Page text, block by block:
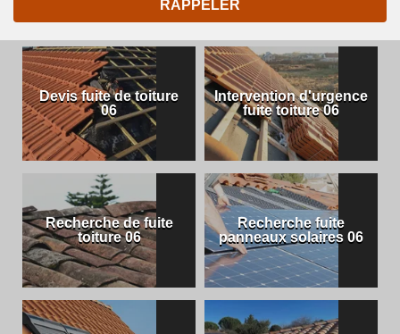
Devis fuite de toiture
06
Intervention d'urgence
fuite toiture 06
Recherche de fuite
toiture 06
Recherche fuite
panneaux solaires 06